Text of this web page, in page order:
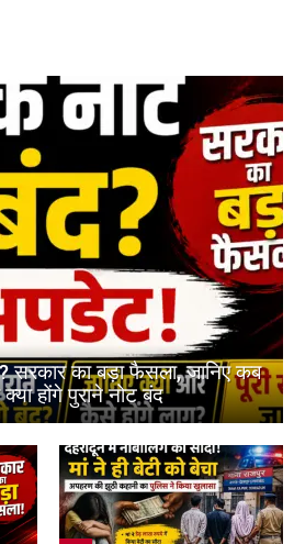
सरकार का बड़ा फैसला, जानिए कब
होंगे पुराने नोट बंद